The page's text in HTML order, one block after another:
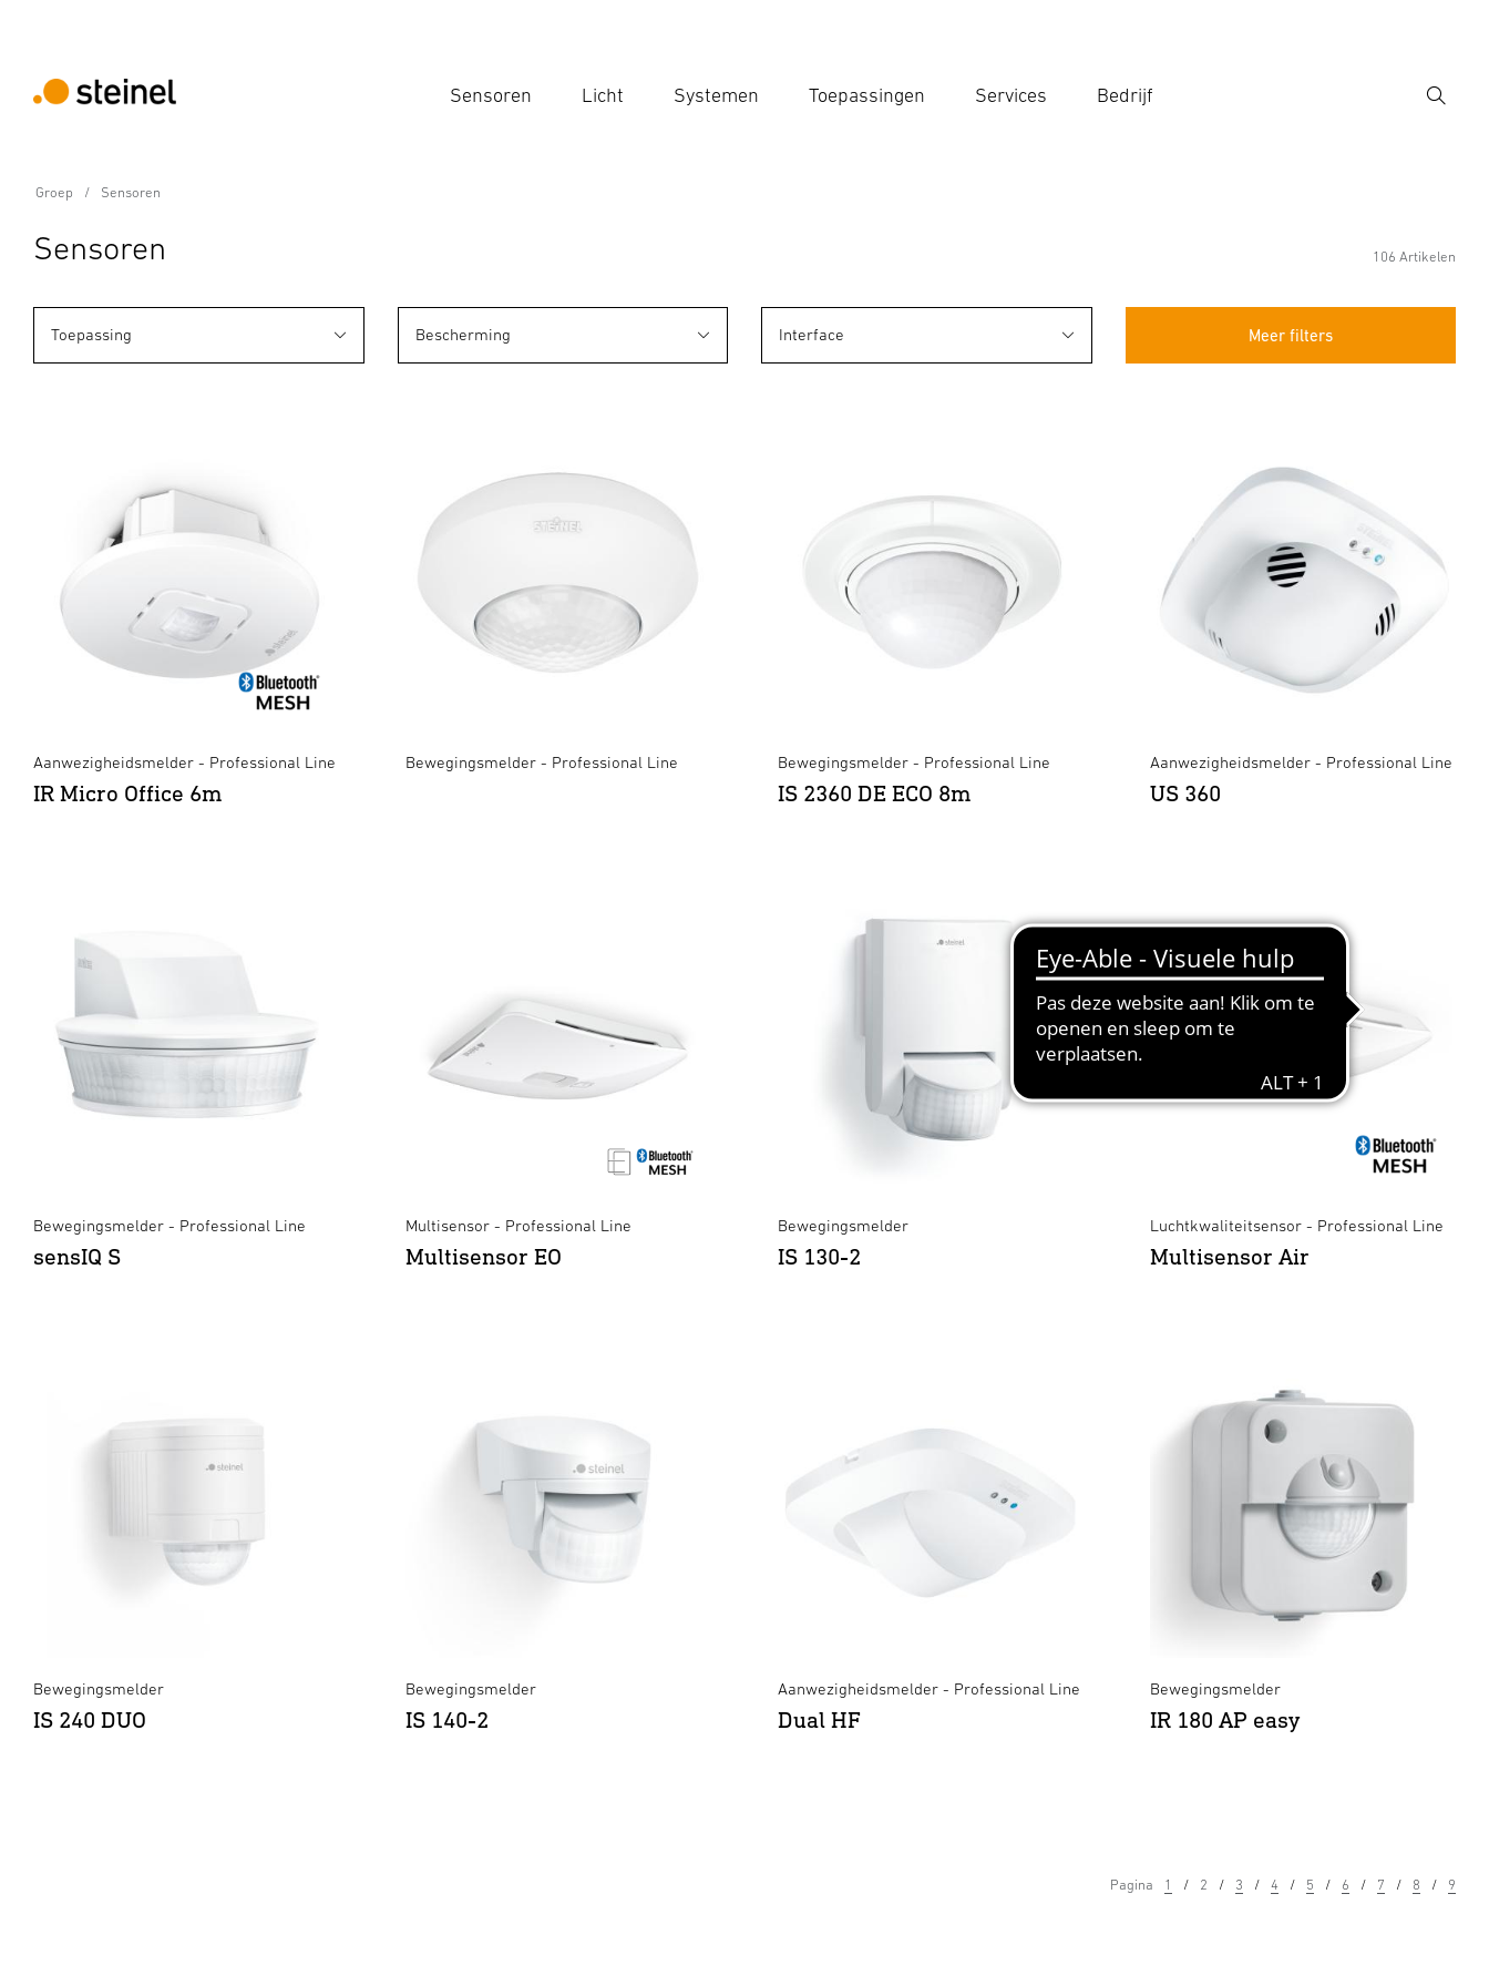
Sensoren Licht Systemen Toepassingen Services Bedrijf
Zoek
Groep Sensoren
Sensoren 106 Artikelen
Meer filters
Toepassing Bescherming Interface
Aanwezigheidsmelder - Professional Line
IR Micro Office 6m
Bewegingsmelder - Professional Line Bewegingsmelder - Professional Line
IS 2360 DE ECO 8m
Aanwezigheidsmelder - Professional Line
US 360
Bewegingsmelder - Professional Line
sensIQ S
Multisensor - Professional Line
Multisensor EO
Bewegingsmelder
IS 130-2
Luchtkwaliteitsensor - Professional Line
Multisensor Air
Bewegingsmelder
IS 240 DUO
Bewegingsmelder
IS 140-2
Aanwezigheidsmelder - Professional Line
Dual HF
Bewegingsmelder
IR 180 AP easy
Pagina 1 2 3 4 5 6 7 8 9